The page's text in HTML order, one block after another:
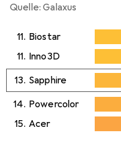
Quelle: Galaxus
11. Biostar
11. Inno3D
13. Sapphire
14. Powercolor
15. Acer